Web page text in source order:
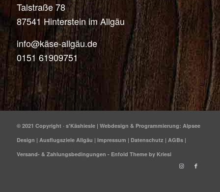
Talstraße 78
87541 Hinterstein im Allgäu
info@käse-allgäu.de
0151 61909751
© 2021 Copyright · s'Käshiesle | Webdesign & Programmierung: Alpsee
Design | Ausflugsziele Allgäu | Impressum | Datenschutz | AGBs|
Versand- & Zahlungsbedingungen - Enfold Theme by Kriesi